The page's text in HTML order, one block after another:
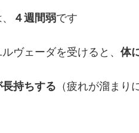
４週間弱です
ヴェーダを受けると、 体
持ちする （疲れが溜まり